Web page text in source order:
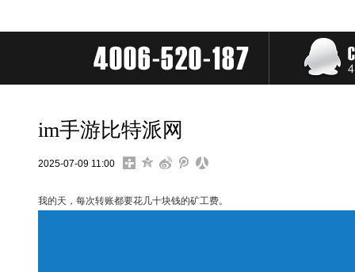
im手游比特派网
2025-07-09 11:00
我的天，每次转账都要花几十块钱的矿工费。